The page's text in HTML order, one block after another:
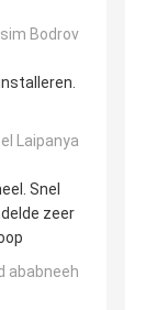
Bodrov
Laipanya
Snel
zeer
ababneeh